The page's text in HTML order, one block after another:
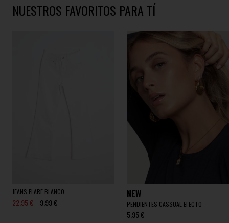
NUESTROS FAVORITOS PARA TÍ
JEANS FLARE BLANCO
22,95 € 9,99 €
NEW
PENDIENTES CASSUAL EFECTO
5,95 €